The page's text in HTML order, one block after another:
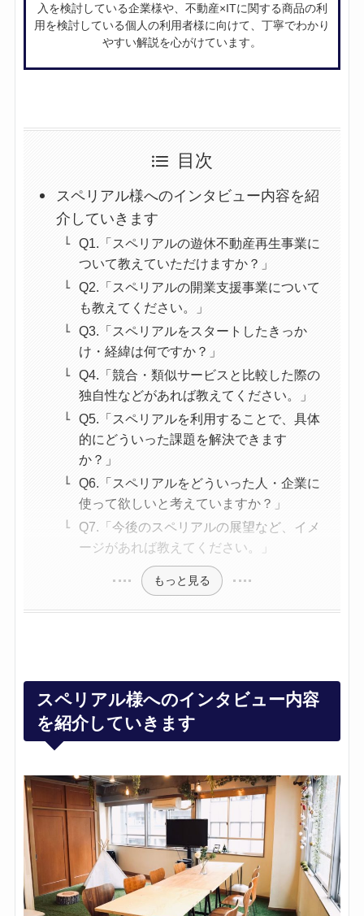
入を検討している企業様や、不動産×ITに関する商品の利
用を検討している個人の利用者様に向けて、丁寧でわかり
やすい解説を心がけています。
目次
スペリアル様へのインタビュー内容を紹
介していきます
Q1.「スペリアルの遊休不動産再生事業に
ついて教えていただけますか？」
Q2.「スペリアルの開業支援事業について
も教えてください。」
Q3.「スペリアルをスタートしたきっか
け・経緯は何ですか？」
Q4.「競合・類似サービスと比較した際の
独自性などがあれば教えてください。」
Q5.「スペリアルを利用することで、具体
的にどういった課題を解決できます
か？」
Q6.「スペリアルをどういった人・企業に
使って欲しいと考えていますか？」
Q7.「今後のスペリアルの展望など、イメ
ージがあれば教えてください。」
もっと見る
スペリアル様へのインタビュー内容
を紹介していきます